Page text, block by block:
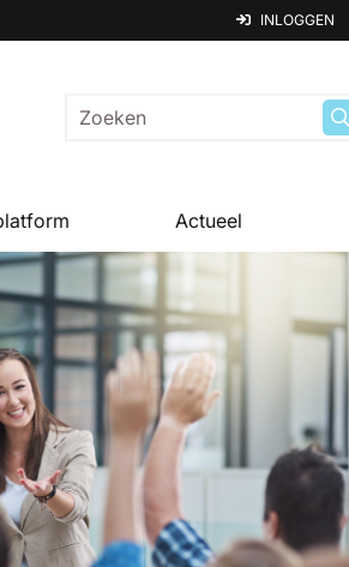
INLOGGEN
Actueel